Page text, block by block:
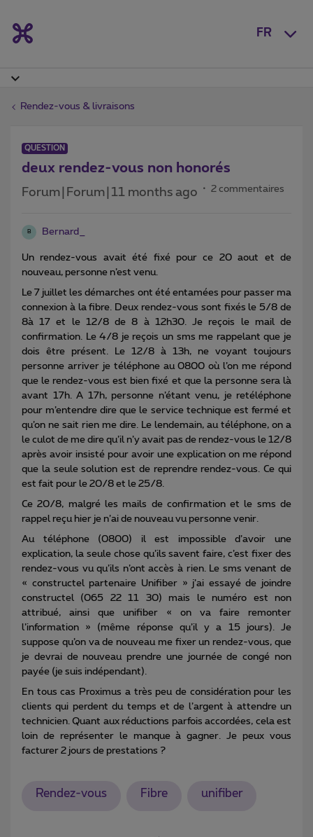
FR
Rendez-vous & livraisons
QUESTION
deux rendez-vous non honorés
Forum|Forum|11 months ago 2 commentaires
B Bernard_
Un rendez-vous avait été fixé pour ce 20 aout et de
nouveau, personne n’est venu.
Le 7 juillet les démarches ont été entamées pour passer ma
connexion à la fibre. Deux rendez-vous sont fixés le 5/8 de
8à 17 et le 12/8 de 8 à 12h30. Je reçois le mail de
confirmation. Le 4/8 je reçois un sms me rappelant que je
dois être présent. Le 12/8 à 13h, ne voyant toujours
personne arriver je téléphone au 0800 où l’on me répond
que le rendez-vous est bien fixé et que la personne sera là
avant 17h. A 17h, personne n’étant venu, je retéléphone
pour m’entendre dire que le service technique est fermé et
qu’on ne sait rien me dire. Le lendemain, au téléphone, on a
le culot de me dire qu’il n’y avait pas de rendez-vous le 12/8
après avoir insisté pour avoir une explication on me répond
que la seule solution est de reprendre rendez-vous. Ce qui
est fait pour le 20/8 et le 25/8.
Ce 20/8, malgré les mails de confirmation et le sms de
rappel reçu hier je n’ai de nouveau vu personne venir.
Au téléphone (0800) il est impossible d’avoir une
explication, la seule chose qu’ils savent faire, c’est fixer des
rendez-vous vu qu’ils n’ont accès à rien. Le sms venant de
« constructel partenaire Unifiber » j’ai essayé de joindre
constructel (065 22 11 30) mais le numéro est non
attribué, ainsi que unifiber « on va faire remonter
l’information » (même réponse qu’il y a 15 jours). Je
suppose qu’on va de nouveau me fixer un rendez-vous, que
je devrai de nouveau prendre une journée de congé non
payée (je suis indépendant).
En tous cas Proximus a très peu de considération pour les
clients qui perdent du temps et de l’argent à attendre un
technicien. Quant aux réductions parfois accordées, cela est
loin de représenter le manque à gagner. Je peux vous
facturer 2 jours de prestations ?
Rendez-vous Fibre unifiber